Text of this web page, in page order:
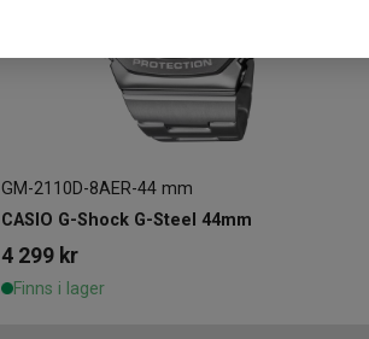
GM-2110D-8AER-44 mm
CASIO G-Shock G-Steel 44mm
4 299 kr
Finns i lager